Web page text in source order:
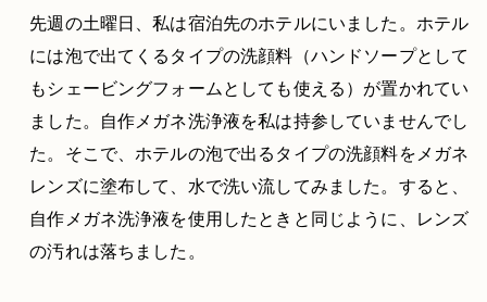
先週の土曜日、私は宿泊先のホテルにいました。ホテル
には泡で出てくるタイプの洗顔料（ハンドソープとして
もシェービングフォームとしても使える）が置かれてい
ました。自作メガネ洗浄液を私は持参していませんでし
た。そこで、ホテルの泡で出るタイプの洗顔料をメガネ
レンズに塗布して、水で洗い流してみました。すると、
自作メガネ洗浄液を使用したときと同じように、レンズ
の汚れは落ちました。